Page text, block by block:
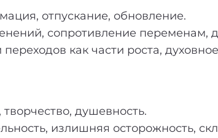
отпускание, обновление.
сопротивление переменам,
как части роста,
душевность.
излишняя осторожность,